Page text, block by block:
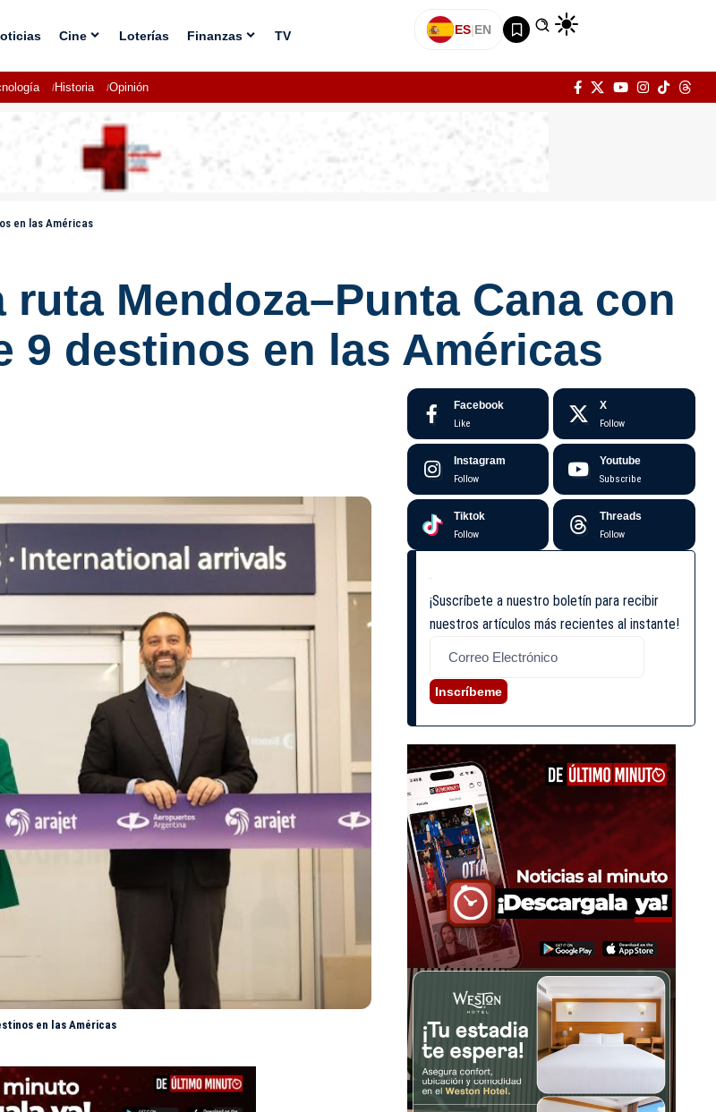
Cine Loterías Finanzas TV ES|EN
Historia Opinión
en las Américas
Mendoza–Punta Cana con
9 destinos en las Américas
en las Américas
Facebook
Like
X
Follow
Instagram
Follow
Youtube
Subscribe
Tiktok
Follow
Threads
Follow
¡Suscríbete a nuestro boletín para recibir
nuestros artículos más recientes al instante!
Inscríbeme